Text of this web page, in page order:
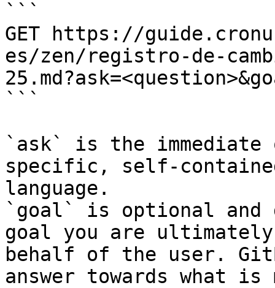
```
GET https://
es/zen/registro-de-
```
`ask` is the
specific, self-
language.
`goal` is optional and
goal you are
behalf of the user.
answer towards what